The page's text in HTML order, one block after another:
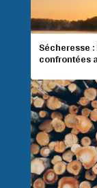
Sécheresse
confrontées